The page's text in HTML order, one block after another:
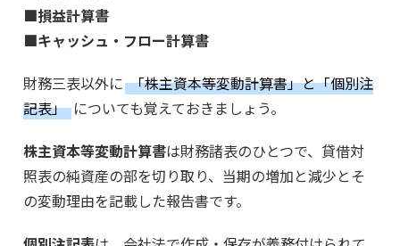
■損益計算書
■キャッシュ・フロー計算書
財務三表以外に 「株主資本等変動計算書」と「個別注
記表」 についても覚えておきましょう。
株主資本等変動計算書は財務諸表のひとつで、貸借対
照表の純資産の部を切り取り、当期の増加と減少とそ
の変動理由を記載した報告書です。